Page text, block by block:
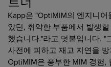
Kapp은 "OptiMIM의 엔지니
았던, 취약한 부품에서 발생
했습니다."라고 덧붙입니다.
사전에 피하고 재고 지연을
OptiMIM은 풍부한 MIM 경험,